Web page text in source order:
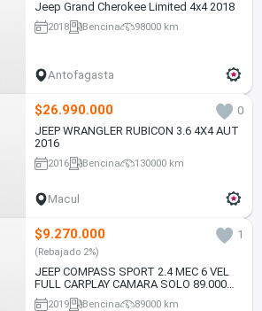
Jeep Grand Cherokee Limited 4x4 2018
2018 Bencina 98000 km
Antofagasta
$26.990.000
0
JEEP WRANGLER RUBICON 3.6 4X4 AUT
2016
2016 Bencina 130000 km
Macul
$9.270.000 1
(Rebajado 2%)
JEEP COMPASS SPORT 2.4 MEC 6 VEL
FULL CARPLAY CAMARA SOLO 89.000
KM VER EN LAS CONDES 2019
2019 Bencina 89000 km